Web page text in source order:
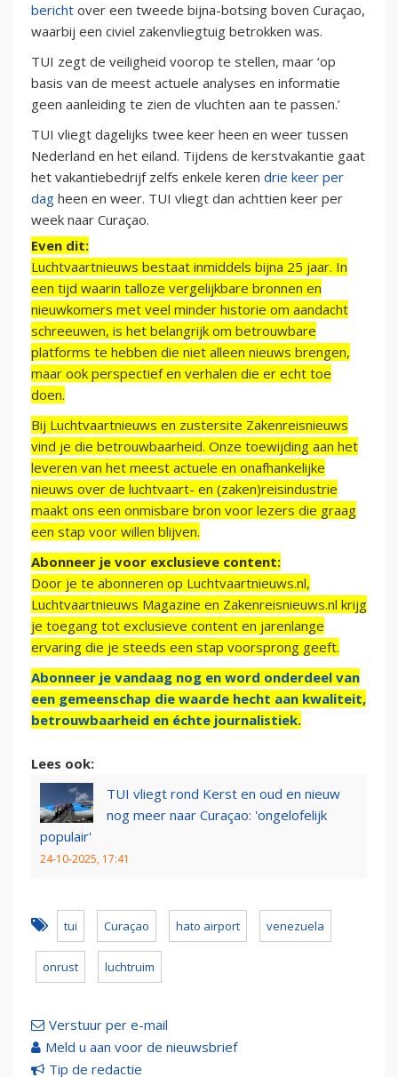
bericht over een tweede bijna-botsing boven Curaçao,
waarbij een civiel zakenvliegtuig betrokken was.
TUI zegt de veiligheid voorop te stellen, maar ‘op
basis van de meest actuele analyses en informatie
geen aanleiding te zien de vluchten aan te passen.’
TUI vliegt dagelijks twee keer heen en weer tussen
Nederland en het eiland. Tijdens de kerstvakantie gaat
het vakantiebedrijf zelfs enkele keren drie keer per
dag heen en weer. TUI vliegt dan achttien keer per
week naar Curaçao.
Even dit:
Luchtvaartnieuws bestaat inmiddels bijna 25 jaar. In
een tijd waarin talloze vergelijkbare bronnen en
nieuwkomers met veel minder historie om aandacht
schreeuwen, is het belangrijk om betrouwbare
platforms te hebben die niet alleen nieuws brengen,
maar ook perspectief en verhalen die er echt toe
doen.
Bij Luchtvaartnieuws en zustersite Zakenreisnieuws
vind je die betrouwbaarheid. Onze toewijding aan het
leveren van het meest actuele en onafhankelijke
nieuws over de luchtvaart- en (zaken)reisindustrie
maakt ons een onmisbare bron voor lezers die graag
een stap voor willen blijven.
Abonneer je voor exclusieve content:
Door je te abonneren op Luchtvaartnieuws.nl,
Luchtvaartnieuws Magazine en Zakenreisnieuws.nl krijg
je toegang tot exclusieve content en jarenlange
ervaring die je steeds een stap voorsprong geeft.
Abonneer je vandaag nog en word onderdeel van
een gemeenschap die waarde hecht aan kwaliteit,
betrouwbaarheid en échte journalistiek.
Lees ook:
TUI vliegt rond Kerst en oud en nieuw
nog meer naar Curaçao: 'ongelofelijk
populair'
24-10-2025, 17:41
tui Curaçao hato airport venezuela
onrust luchtruim
Verstuur per e-mail
Meld u aan voor de nieuwsbrief
Tip de redactie